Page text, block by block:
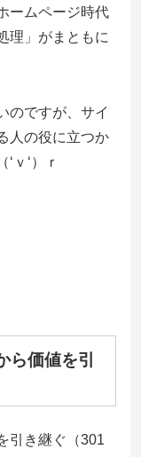
ームページ時代
理」がまともに
のですが、サイ
人の役に立つか
ｖ‘）ｒ
ら価値を引
引き継ぐ（301